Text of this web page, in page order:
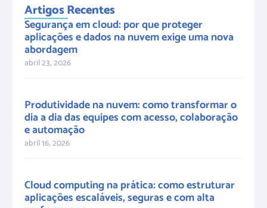
Artigos Recentes
Segurança em cloud: por que proteger
aplicações e dados na nuvem exige uma nova
abordagem
abril 23, 2026
Produtividade na nuvem: como transformar o
dia a dia das equipes com acesso, colaboração
e automação
abril 16, 2026
Cloud computing na prática: como estruturar
aplicações escaláveis, seguras e com alta